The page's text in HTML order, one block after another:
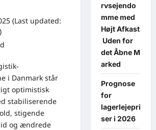
(Last updated:
i Danmark står
optimistisk
stabiliserende
stigende
og ændrede
rvsejendo
mme med
Højt Afkast
Uden for
det Åbne M
arked
Prognose
for
lagerlejepri
ser i 2026